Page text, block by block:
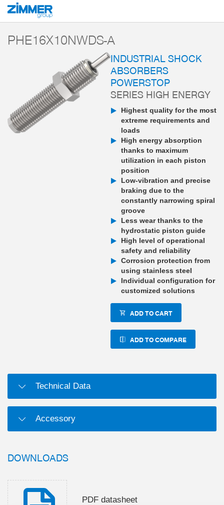
Start Products
PHE16X10NWDS-A
INDUSTRIAL SHOCK
ABSORBERS
POWERSTOP
SERIES HIGH ENERGY
Highest quality for the most
extreme requirements and
loads
High energy absorption
thanks to maximum
utilization in each piston
position
Low-vibration and precise
braking due to the
constantly narrowing spiral
groove
Less wear thanks to the
hydrostatic piston guide
High level of operational
safety and reliability
Corrosion protection from
using stainless steel
Individual configuration for
customized solutions
ADD TO CART
ADD TO COMPARE
Technical Data
Accessory
DOWNLOADS
PDF datasheet